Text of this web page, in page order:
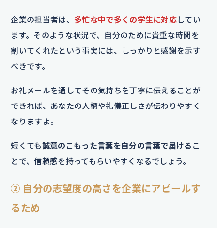
企業の担当者は、 多忙な中で多くの学生に対応 してい
ます。そのような状況で、自分のために貴重な時間を
割いてくれたという事実には、しっかりと感謝を示す
べきです。
お礼メールを通してその気持ちを丁寧に伝えることが
できれば、あなたの人柄や礼儀正しさが伝わりやすく
なりますよ。
短くても誠意のこもった言葉を自分の言葉で届ける こ
とで、信頼感を持ってもらいやすくなるでしょう。
② 自分の志望度の高さを企業にアピールす
るため